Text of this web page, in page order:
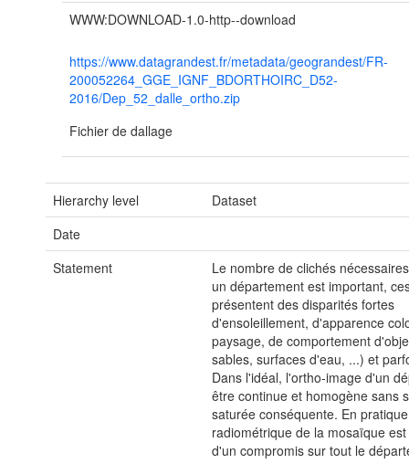
WWW:DOWNLOAD-1.0-http--download
https://www.datagrandest.fr/metadata/geograndest/FR-
200052264_GGE_IGNF_BDORTHOIRC_D52-
2016/Dep_52_dalle_ortho.zip
Fichier de dallage
Hierarchy level
Dataset
Date
Statement
Le nombre de clichés
un département est important,
présentent des disparités fortes
d'ensoleillement, d'apparence
paysage, de comportement
sables, surfaces d'eau, ...) et
Dans l'idéal, l'ortho-image d'un
être continue et homogène sans
saturée conséquente. En
radiométrique de la mosaïque
d'un compromis sur tout le